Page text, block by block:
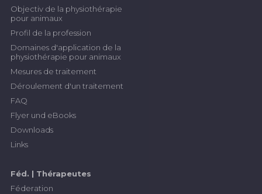
Objectiv de la physiothérapie
pour animaux
Profil de la profession
Domaines d'application de la
physiothérapie pour animaux
Mesures de traitement
Déroulement d'un traitement
FAQ
Flyer und eBooks
Downloads
Links
Féd. | Thérapeutes
Féderation